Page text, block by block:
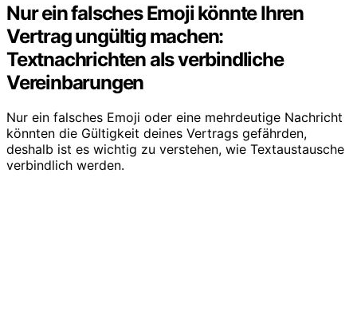
Nur ein falsches Emoji könnte Ihren
Vertrag ungültig machen:
Textnachrichten als verbindliche
Vereinbarungen
Nur ein falsches Emoji oder eine mehrdeutige Nachricht
könnten die Gültigkeit deines Vertrags gefährden,
deshalb ist es wichtig zu verstehen, wie Textaustausche
verbindlich werden.